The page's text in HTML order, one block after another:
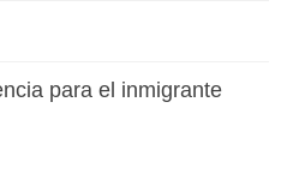
para el inmigrante